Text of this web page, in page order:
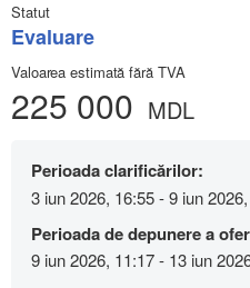
Statut
Evaluare
Valoarea estimată fără TVA
225 000 MDL
Perioada clarificărilor:
3 iun 2026, 16:55 - 9 iun
Perioada de depunere a
9 iun 2026, 11:17 - 13 iun